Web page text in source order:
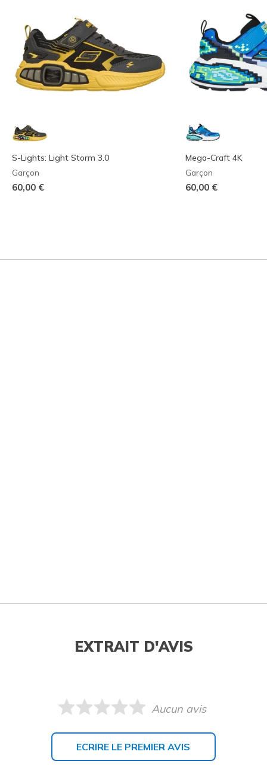
S-Lights: Light Storm 3.0
Garçon
60,00 €
Mega-Craft 4K
Garçon
60,00 €
EXTRAIT D'AVIS
Aucun avis
ECRIRE LE PREMIER AVIS